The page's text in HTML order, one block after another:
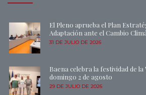
El Pleno aprueba el Plan
Adaptación ante el Cambio
31 DE JULIO DE 2026
Baena celebra la festividad de
domingo 2 de agosto
29 DE JULIO DE 2026